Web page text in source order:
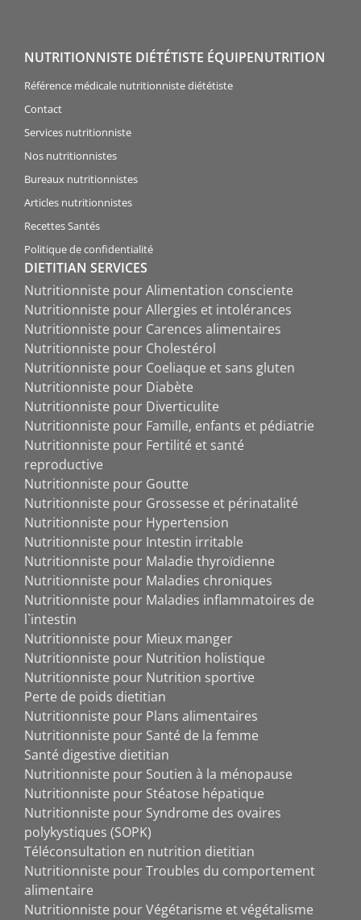
NUTRITIONNISTE DIÉTÉTISTE ÉQUIPENUTRITION
Référence médicale nutritionniste diététiste
Contact
Services nutritionniste
Nos nutritionnistes
Bureaux nutritionnistes
Articles nutritionnistes
Recettes Santés
Politique de confidentialité
DIETITIAN SERVICES
Nutritionniste pour Alimentation consciente
Nutritionniste pour Allergies et intolérances
Nutritionniste pour Carences alimentaires
Nutritionniste pour Cholestérol
Nutritionniste pour Coeliaque et sans gluten
Nutritionniste pour Diabète
Nutritionniste pour Diverticulite
Nutritionniste pour Famille, enfants et pédiatrie
Nutritionniste pour Fertilité et santé
reproductive
Nutritionniste pour Goutte
Nutritionniste pour Grossesse et périnatalité
Nutritionniste pour Hypertension
Nutritionniste pour Intestin irritable
Nutritionniste pour Maladie thyroïdienne
Nutritionniste pour Maladies chroniques
Nutritionniste pour Maladies inflammatoires de
l`intestin
Nutritionniste pour Mieux manger
Nutritionniste pour Nutrition holistique
Nutritionniste pour Nutrition sportive
Perte de poids dietitian
Nutritionniste pour Plans alimentaires
Nutritionniste pour Santé de la femme
Santé digestive dietitian
Nutritionniste pour Soutien à la ménopause
Nutritionniste pour Stéatose hépatique
Nutritionniste pour Syndrome des ovaires
polykystiques (SOPK)
Téléconsultation en nutrition dietitian
Nutritionniste pour Troubles du comportement
alimentaire
Nutritionniste pour Végétarisme et végétalisme